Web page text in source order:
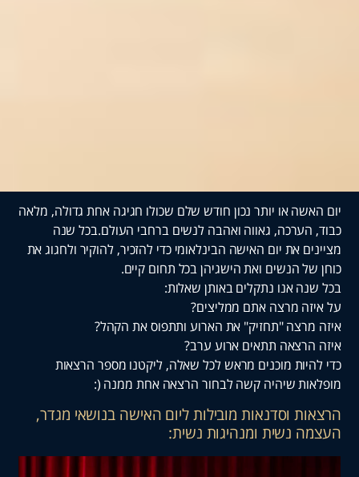
או יותר נכון חודש שלם שכולו חגיגה אחת גדולה, מלאה
גאווה ואהבה לנשים ברחבי העולם.בכל שנה
את יום האישה הבינלאומי כדי להזכיר, להוקיר ולחגוג את
הנשים ואת הישגיהן בכל תחום קיים.
אנו נתקלים באותן שאלות:
מרצה אתם ממליצים?
"תחזיק" את הארוע ותתפוס את הקהל?
תתאים ארוע ערב?
מוכנים מראש לכל שאלה, ליקטנו מספר הרצאות
שיהיה קשה לבחור הרצאה אחת ממנה (:
וסדנאות מובילות ליום האישה בנושאי מגדר,
נשית ומנהיגות נשית: